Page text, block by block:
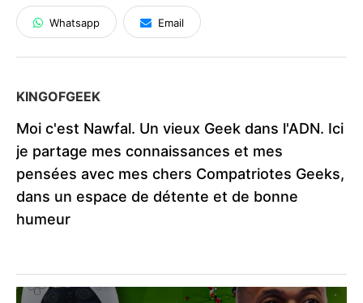
Whatsapp Email
KINGOFGEEK
Moi c'est Nawfal. Un vieux Geek dans l'ADN. Ici
je partage mes connaissances et mes
pensées avec mes chers Compatriotes Geeks,
dans un espace de détente et de bonne
humeur